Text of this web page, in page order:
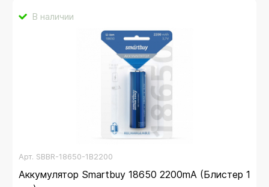
В наличии
Арт. SBBR-18650-1B2200
Аккумулятор Smartbuy 18650 2200mA (Блистер 1